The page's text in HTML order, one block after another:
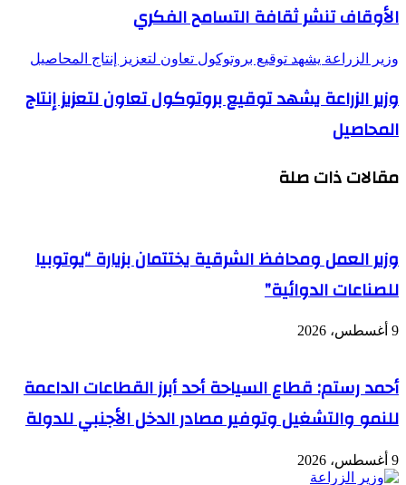
الأوقاف تنشر ثقافة التسامح الفكري
وزير الزراعة يشهد توقيع بروتوكول تعاون لتعزيز إنتاج المحاصيل
وزير الزراعة يشهد توقيع بروتوكول تعاون لتعزيز إنتاج
المحاصيل
مقالات ذات صلة
وزير العمل ومحافظ الشرقية يختتمان بزيارة “يوتوبيا
للصناعات الدوائية”
9 أغسطس، 2026
أحمد رستم: قطاع السياحة أحد أبرز القطاعات الداعمة
للنمو والتشغيل وتوفير مصادر الدخل الأجنبي للدولة
9 أغسطس، 2026